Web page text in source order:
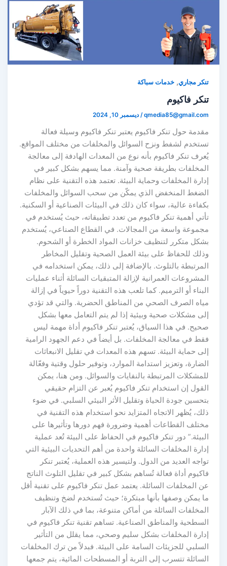
تنكر مجاري,خدمات سباكة
تنكر فاكيوم
qmedia85@gmail.com
/ديسمبر 10, 2024
مقدمة حول تنكر فاكيوم يعتبر تنكر فاكيوم وسيلة فعالة
تستخدم لشفط ونزح السوائل والمخلفات من مختلف المواقع.
يُعرف تنكر فاكيوم بأنه نوع من المعدات الهادفة إلى معالجة
المخلفات بطريقة صحية وآمنة. مما يسهم بشكل كبير في
إدارة المخلفات وحماية البيئة. تعتمد هذه التقنية على نظام
الضغط المنخفض الذي يمكّن من سحب السوائل والمخلفات
بكفاءة عالية، سواء كان ذلك في البيئات الصناعية أو السكنية.
تأتي أهمية تنكر فاكيوم من تعدد تطبيقاته، حيث يُستخدم في
مجموعة واسعة من المجالات. في القطاع الصناعي، يُستخدم
بشكل متكرر لتنظيف خزانات المواد الخطرة أو الشحوم.
وذلك للحفاظ على بيئة العمل الصحية وتقليل المخاطر
المرتبطة بالتلوث. بالإضافة إلى ذلك، يمكن استخدامه في
المشروعات العمرانية لإزالة المتبقيات السائلة أثناء عمليات
البناء أو الترميم. كما تلعب هذه التقنية دوراً حيوياً في إزالة
مياه الصرف الصحي من المناطق الحضرية. والتي قد تؤدي
إلى مشكلات صحية وبيئية إذا لم يتم التعامل معها بشكل
صحيح. في هذا السياق، يُعتبر تنكر فاكيوم أداة مهمة ليس
فقط في معالجة المخلفات. بل أيضاً في دعم الجهود الرامية
إلى حماية البيئة. تسهم هذه المعدات في تقليل الانبعاثات
الضارة، وتعزيز استدامة الموارد، وتوفير حلول وقتية وفعّالة
للمشكلات المرتبطة بالنفايات والسوائل. ومن هنا، يمكن
القول إن استخدام تنكر فاكيوم يُعبر عن التزام حقيقي
بتحسين جودة الحياة وتقليل الأثر البيئي السلبي. في ضوء
ذلك، يُظهر الاتجاه المتزايد نحو استخدام هذه التقنية في
مختلف القطاعات أهمية وضرورة فهم دورها وتأثيرها على
البيئة.” دور تنكر فاكيوم في الحفاظ على البيئة تُعد عملية
إدارة المخلفات السائلة واحدة من أهم التحديات البيئية التي
تواجه العديد من الدول. ولتيسير هذه العملية، يُعتبر تنكر
فاكيوم أداة فعالة تُساهم بشكل كبير في تقليل التلوث الناتج
عن المخلفات السائلة. يعتمد عمل تنكر فاكيوم على تقنية أقل
ما يمكن وصفها بأنها مبتكرة؛ حيث تُستخدم لضخ وتنظيف
المخلفات السائلة من أماكن متنوعة، بما في ذلك الآبار
السطحية والمناطق الصناعية. تساهم تقنية تنكر فاكيوم في
إدارة المخلفات بشكل سليم وصحي، مما يقلل من التأثير
السلبي للجزيئات السامة على البيئة. فبدلاً من ترك المخلفات
السائلة تتسرب إلى التربة أو المسطحات المائية، يتم جمعها